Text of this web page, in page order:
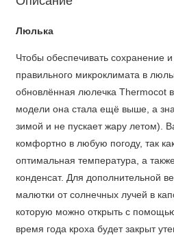
Люлька
Чтобы обеспечивать сохранение
правильного микроклимата в
обновлённая люлечка Thermocot
модели она стала ещё выше, а
зимой и не пускает жару летом).
комфортно в любую погоду, так
оптимальная температура, а
конденсат. Для дополнительной
малютки от солнечных лучей в
которую можно открыть с
время года кроха будет закрыт